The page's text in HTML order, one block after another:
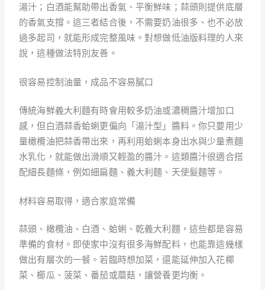
湯汁；白酒能幫助帶出香氣、平衡鮮味；蒜頭則提供底層
的香氣支撐。這三者結合後，不需要奶油很多、也不必放
過多起司，就能形成完整風味。對想做低油版料理的人來
說，這種做法特別友善。
很容易控制油量，成品不容易膩口
傳統海鮮義大利麵有時會用較多奶油或濃稠醬汁增加口
感，但白酒蒜香蛤蜊更偏向「湯汁型」醬料。你只要用少
量橄欖油把蒜香帶出來，再利用蛤蜊本身出水與少量煮麵
水乳化，就能做出滑順又輕盈的醬汁。這類醬汁很適合搭
配細長麵條，例如細扁麵、義大利麵、天使髮麵等。
材料容易取得，適合家庭常備
蒜頭、橄欖油、白酒、蛤蜊、乾義大利麵，這些都是容易
準備的食材。即使家中沒有很多海鮮配料，也能靠這幾樣
做出有層次的一餐。若臨時想加菜，還能延伸加入花椰
菜、櫛瓜、菠菜、番茄或蘑菇，讓營養更均衡。